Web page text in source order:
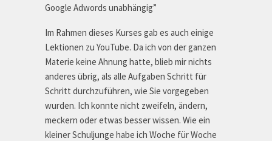
Google Adwords unabhängig”
Im Rahmen dieses Kurses gab es auch einige
Lektionen zu YouTube. Da ich von der ganzen
Materie keine Ahnung hatte, blieb mir nichts
anderes übrig, als alle Aufgaben Schritt für
Schritt durchzuführen, wie Sie vorgegeben
wurden. Ich konnte nicht zweifeln, ändern,
meckern oder etwas besser wissen. Wie ein
kleiner Schuljunge habe ich Woche für Woche